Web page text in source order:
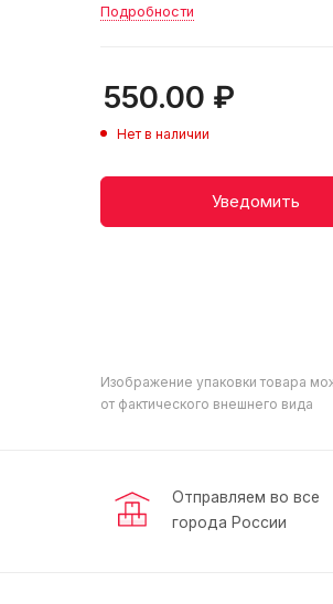
Подробности
550.00 ₽
Нет в наличии
Уведомить
Изображение упаковки товара
от фактического внешнего вида
Отправляем во все
города России